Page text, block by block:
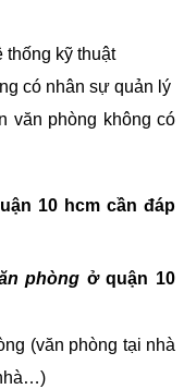
thống kỹ thuật
có nhân sự quản lý
văn phòng không có
10 hcm cần đáp
phòng ở quận 10
(văn phòng tại nhà